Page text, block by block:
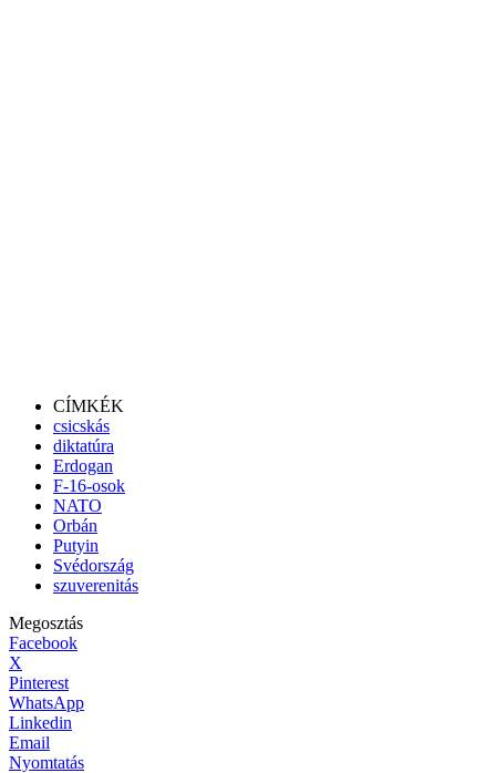
CÍMKÉK
csicskás
diktatúra
Erdogan
F-16-osok
NATO
Orbán
Putyin
Svédország
szuverenitás
Megosztás
Facebook
X
Pinterest
WhatsApp
Linkedin
Email
Nyomtatás